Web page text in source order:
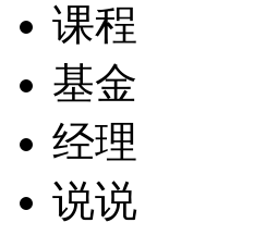
课程
基金
经理
说说